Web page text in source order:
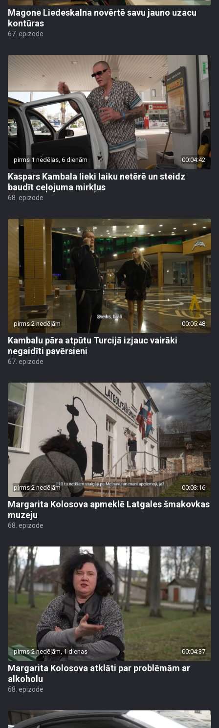
Magone Liedeskalna novērtē savu jauno uzacu
kontūras
67. epizode
pirms 1 nedēļas, 6 dienām 00:04:42
Kaspars Kambala lieki laiku netērē un steidz
baudīt ceļojuma mirkļus
68. epizode
pirms 2 nedēļām 00:05:48
Kambalu pāra atpūtu Turcijā izjauc vairāki
negaidīti pavērsieni
67. epizode
pirms 2 nedēļām 00:03:16
Margarita Kolosova apmeklē Latgales šmakovkas
muzeju
68. epizode
pirms 2 nedēļām, 1 dienas 00:04:37
Margarita Kolosova atklāti par problēmām ar
alkoholu
68. epizode